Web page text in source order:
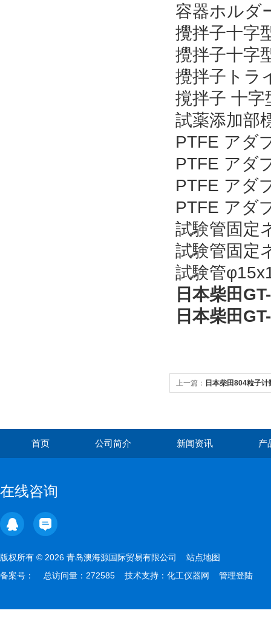
容器ホルダ
攪拌子十字
攪拌子十字
攪拌子トラ
撹拌子 十
試薬添加部
PTFE アダ
PTFE アダ
PTFE アダ
PTFE アダ
試験管固定
試験管固定
試験管
日本柴田
日本柴田
上一篇： 日本柴田804粒子计
首页 公司简介 新闻资讯 产
在线咨询
版权所有 © 2026 青岛澳海源国际贸易有限公司 站点地图
备案号：
总访问量：272585 技术支持： 化工仪器网 管理登陆